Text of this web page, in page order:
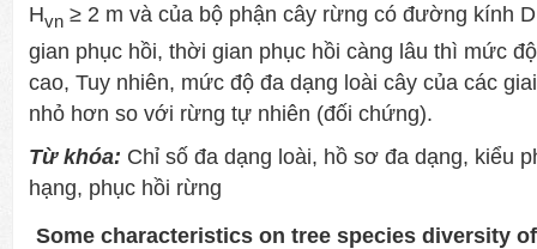
Hvn ≥ 2 m và của bộ phận cây rừng có đường kính D
gian phục hồi, thời gian phục hồi càng lâu thì mức
cao, Tuy nhiên, mức độ đa dạng loài cây của các
nhỏ hơn so với rừng tự nhiên (đối chứng).
Từ khóa: Chỉ số đa dạng loài, hồ sơ đa dạng, kiểu
hạng, phục hồi rừng
Some characteristics on tree species diversity